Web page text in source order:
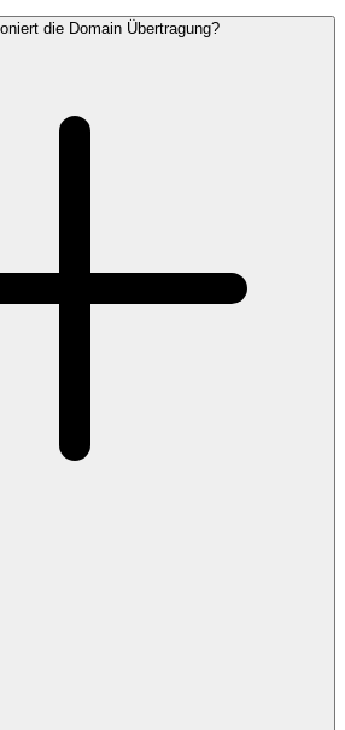
die Domain Übertragung?